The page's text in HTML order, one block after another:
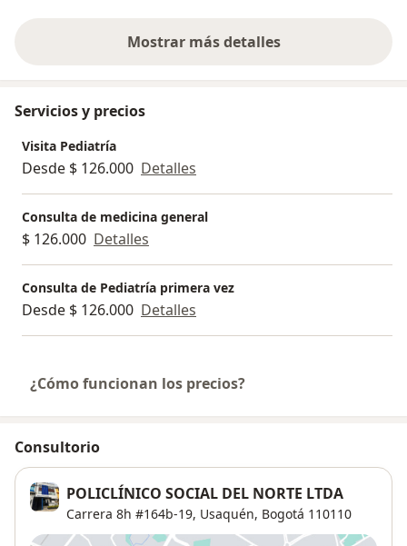
nutrición pediátrica.Mostrar más detalles
sobre la experiencia
Servicios y precios
Visita Pediatría
Desde $ 126.000 Detalles
Consulta de medicina general
$ 126.000 Detalles
Consulta de Pediatría primera vez
Desde $ 126.000 Detalles
¿Cómo funcionan los precios?
Consultorio
POLICLÍNICO SOCIAL DEL NORTE LTDA
Carrera 8h #164b-19, Usaquén, Bogotá 110110